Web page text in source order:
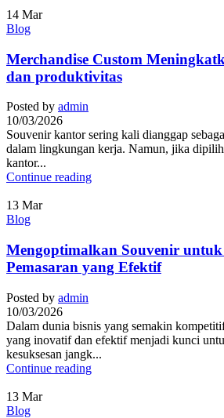
14 Mar
Blog
Merchandise Custom
dan produktivitas
Posted by admin
10/03/2026
Souvenir kantor sering kali dianggap
dalam lingkungan kerja. Namun, jika
kantor...
Continue reading
13 Mar
Blog
Mengoptimalkan Souvenir untuk
Pemasaran yang Efektif
Posted by admin
10/03/2026
Dalam dunia bisnis yang semakin
yang inovatif dan efektif menjadi kunci
kesuksesan jangk...
Continue reading
13 Mar
Blog